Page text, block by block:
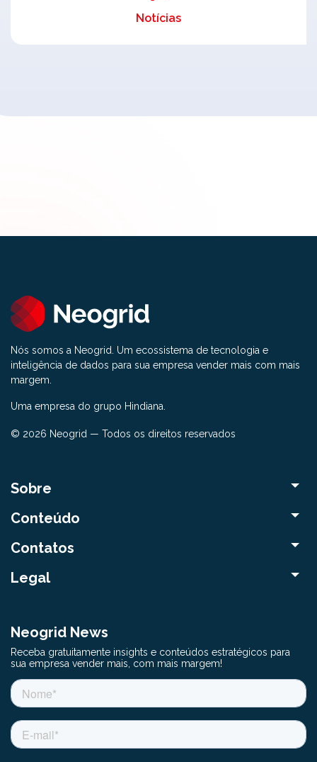
Notícias
Nós somos a Neogrid. Um ecossistema de tecnologia e
inteligência de dados para sua empresa vender mais com mais
margem.
Uma empresa do grupo Hindiana.
© 2026 Neogrid — Todos os direitos reservados
Sobre
Conteúdo
Contatos
Legal
Neogrid News